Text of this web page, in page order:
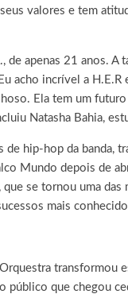
valores e tem
apenas 21 anos.
acho incrível a
Ela tem um
Natasha Bahia,
hip-hop da banda,
Mundo depois de
se tornou uma
mais
transformou
público que chegou